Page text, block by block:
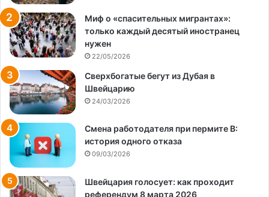
Миф о «спасительных мигрантах»:
только каждый десятый иностранец
нужен
22/05/2026
Сверхбогатые бегут из Дубая в
Швейцарию
24/03/2026
Смена работодателя при пермите B:
история одного отказа
09/03/2026
Швейцария голосует: как проходит
референдум 8 марта 2026